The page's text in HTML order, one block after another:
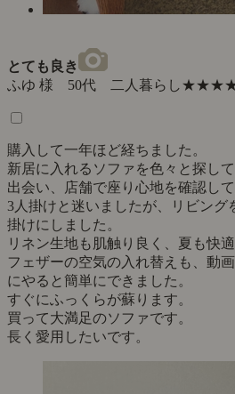
とても良き
ふゆ 様 50代 二人暮らし
購入して一年ほど経ちました。
新居に入れるソファを色々と探し
出会い、店舗で座り心地を確認して
3人掛けと迷いましたが、リビング
掛けにしました。
リネン生地も肌触り良く、夏も快適
フェザーの空気の入れ替えも、動
にやると簡単にできました。
すぐにふっくらが蘇ります。
買って大満足のソファです。
長く愛用したいです。